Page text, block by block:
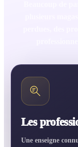
Les
Une enseigne